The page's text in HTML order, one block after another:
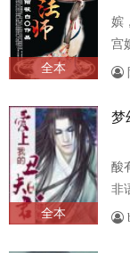
全本
嫔
宫
她
全本
梦
酸
非
活